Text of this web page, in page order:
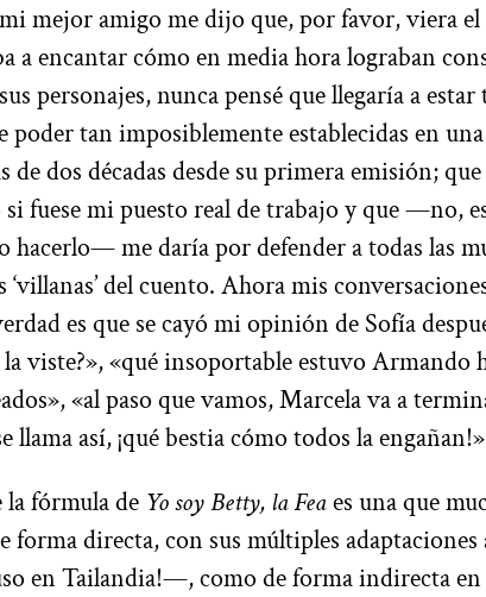
mejor amigo me dijo que, por favor, viera
a encantar cómo en media hora lograban
personajes, nunca pensé que llegaría a
poder tan imposiblemente establecidas en
de dos décadas desde su primera emisión;
fuese mi puesto real de trabajo y que —no,
hacerlo— me daría por defender a todas las
‘villanas’ del cuento. Ahora mis
es que se cayó mi opinión de Sofía
la viste?», «qué insoportable estuvo Armando
«al paso que vamos, Marcela va a
llama así, ¡qué bestia cómo todos la
la fórmula de Yo soy Betty, la Feaes una que
forma directa, con sus múltiples adaptaciones
en Tailandia!—, como de forma indirecta en